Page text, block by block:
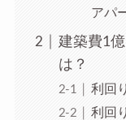
アパ
建築費1
は？
利回
利回